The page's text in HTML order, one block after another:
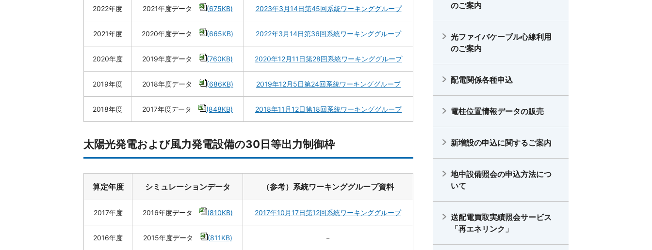
2022年度 2021年度データ (675KB) 2023年3月14日第45回系統ワーキンググループ
2021年度 2020年度データ (665KB) 2022年3月14日第36回系統ワーキンググループ
2020年度 2019年度データ (760KB) 2020年12月11日第28回系統ワーキンググループ
2019年度 2018年度データ (686KB) 2019年12月5日第24回系統ワーキンググループ
2018年度 2017年度データ (848KB) 2018年11月12日第18回系統ワーキンググループ
太陽光発電および風力発電設備の30日等出力制御枠
算定年度 シミュレーションデータ （参考）系統ワーキンググループ資料
2017年度 2016年度データ (810KB) 2017年10月17日第12回系統ワーキンググループ
2016年度 2015年度データ (811KB) －
のご案内
光ファイバケーブル心線利用
のご案内
配電関係各種申込
電柱位置情報データの販売
新増設の申込に関するご案内
地中設備照会の申込方法につ
いて
送配電買取実績照会サービス
「再エネリンク」